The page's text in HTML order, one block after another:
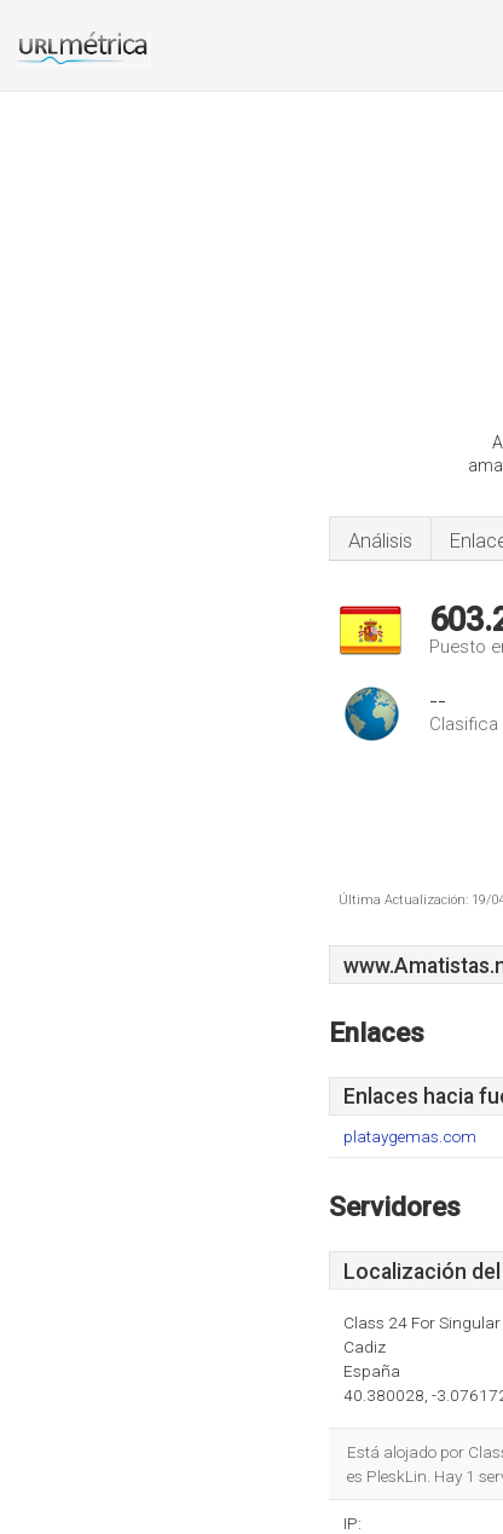
Análisis
Puesto
--
Clasifica
Última Actualización: 19/
Enlaces
Enlaces hacia
plataygemas.com
Servidores
Localización
Class 24 For Singular
Cadiz
España
40.380028, -
Está alojado por
es PleskLin. Hay 1
IP: